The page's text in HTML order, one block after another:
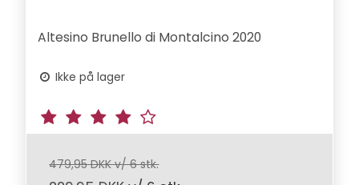
Altesino Brunello di Montalcino 2020
Ikke på lager
479,95 DKK v/ 6 stk.